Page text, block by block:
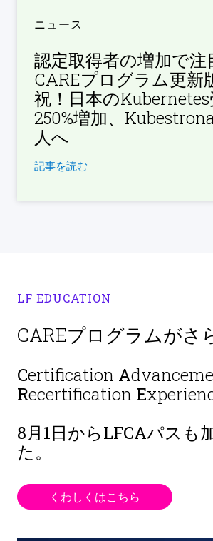
ニュース
認定取得者の増加で注
CAREプログラム更新
祝！日本の
250%増加、
人へ
記事を読む
LF EDUCATION
CAREプログラムがさ
Certification A
Recertification E
8月1日からLFCAパスも
た。
くわしくはこちら